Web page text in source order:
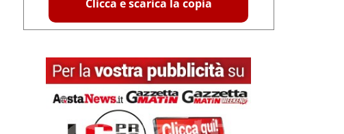
Clicca e scarica la copia